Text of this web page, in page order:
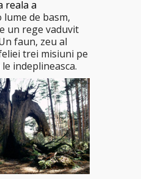
reala a
lume de basm,
un rege vaduvit
faun, zeu al
trei misiuni pe
indeplineasca.